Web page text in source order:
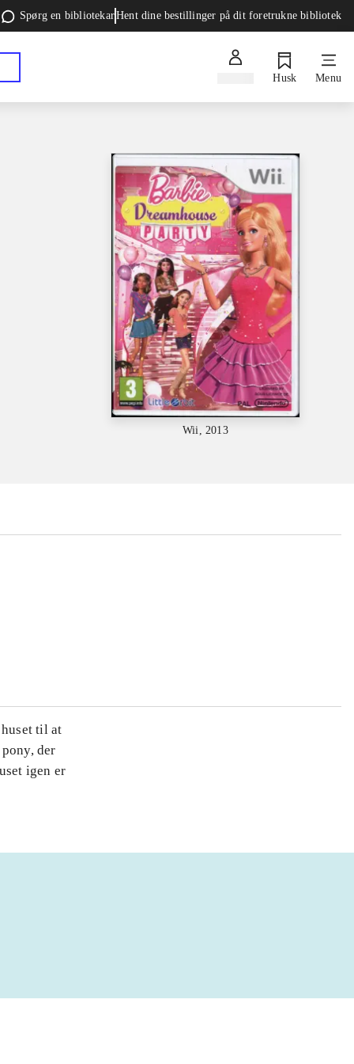
Spørg en bibliotekarHent dine bestillinger på dit foretrukne bibliotek
Husk Menu
Wii, 2013
til at
der
igen er